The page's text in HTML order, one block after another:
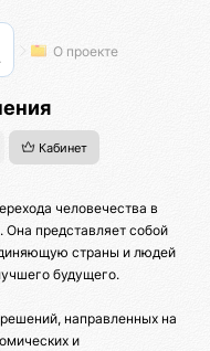
О проекте
Кабинет
человечества в
Она представляет собой
страны и людей
будущего.
направленных на
и